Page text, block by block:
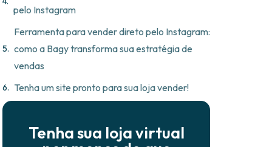
pelo Instagram
Ferramenta para vender direto pelo Instagram:
como a Bagy transforma sua estratégia de
vendas
Tenha um site pronto para sua loja vender!
Tenha sua loja virtual